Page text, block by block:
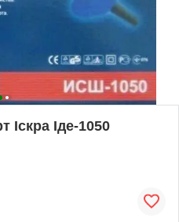
Іде-1050